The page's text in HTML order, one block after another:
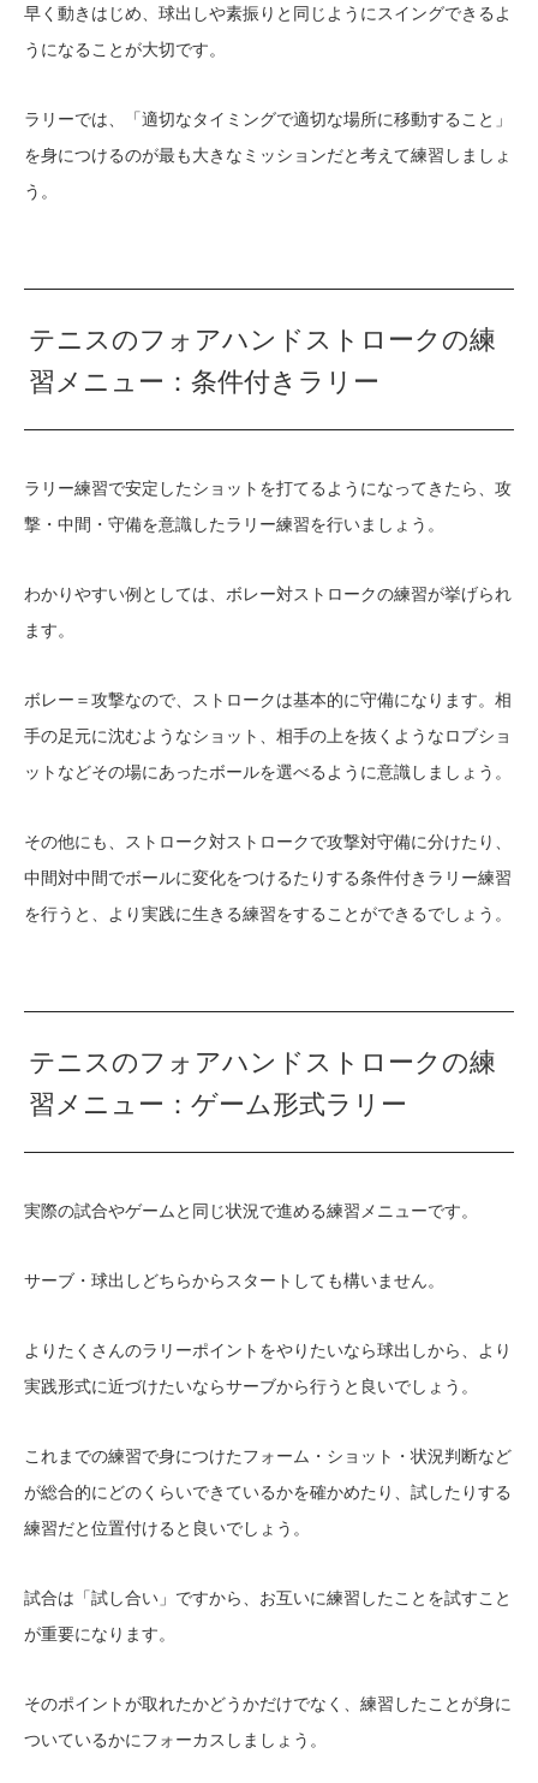
早く動きはじめ、球出しや素振りと同じようにスイングできるよ
うになることが大切です。
ラリーでは、「適切なタイミングで適切な場所に移動すること」
を身につけるのが最も大きなミッションだと考えて練習しましょ
う。
テニスのフォアハンドストロークの練
習メニュー：条件付きラリー
ラリー練習で安定したショットを打てるようになってきたら、攻
撃・中間・守備を意識したラリー練習を行いましょう。
わかりやすい例としては、ボレー対ストロークの練習が挙げられ
ます。
ボレー＝攻撃なので、ストロークは基本的に守備になります。相
手の足元に沈むようなショット、相手の上を抜くようなロブショ
ットなどその場にあったボールを選べるように意識しましょう。
その他にも、ストローク対ストロークで攻撃対守備に分けたり、
中間対中間でボールに変化をつけるたりする条件付きラリー練習
を行うと、より実践に生きる練習をすることができるでしょう。
テニスのフォアハンドストロークの練
習メニュー：ゲーム形式ラリー
実際の試合やゲームと同じ状況で進める練習メニューです。
サーブ・球出しどちらからスタートしても構いません。
よりたくさんのラリーポイントをやりたいなら球出しから、より
実践形式に近づけたいならサーブから行うと良いでしょう。
これまでの練習で身につけたフォーム・ショット・状況判断など
が総合的にどのくらいできているかを確かめたり、試したりする
練習だと位置付けると良いでしょう。
試合は「試し合い」ですから、お互いに練習したことを試すこと
が重要になります。
そのポイントが取れたかどうかだけでなく、練習したことが身に
ついているかにフォーカスしましょう。